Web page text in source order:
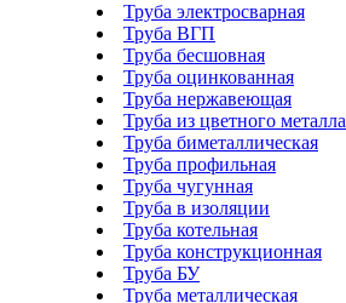
Труба электросварная
Труба ВГП
Труба бесшовная
Труба оцинкованная
Труба нержавеющая
Труба из цветного металла
Труба биметаллическая
Труба профильная
Труба чугунная
Труба в изоляции
Труба котельная
Труба конструкционная
Труба БУ
Труба металлическая